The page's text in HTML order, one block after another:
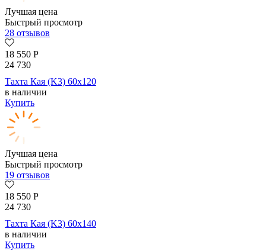
Лучшая цена
Быстрый просмотр
28 отзывов
18 550 Р
24 730
Тахта Кая (K3) 60х120
в наличии
Купить
Лучшая цена
Быстрый просмотр
19 отзывов
18 550 Р
24 730
Тахта Кая (K3) 60х140
в наличии
Купить